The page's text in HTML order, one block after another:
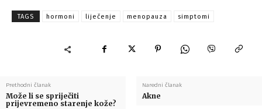
TAGS hormoni liječenje menopauza simptomi
Prethodni članak
Može li se spriječiti
prijevremeno starenje kože?
Naredni članak
Akne